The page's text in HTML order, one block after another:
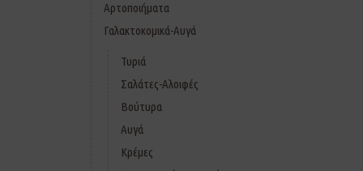
Αρτοποιήματα
Γαλακτοκομικά-Αυγά
Τυριά
Σαλάτες-Αλοιφές
Βούτυρα
Αυγά
Κρέμες